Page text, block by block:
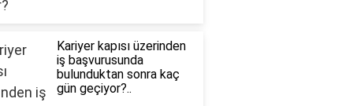
Kariyer kapısı üzerinden
iş başvurusunda
bulunduktan sonra kaç
gün geçiyor?..